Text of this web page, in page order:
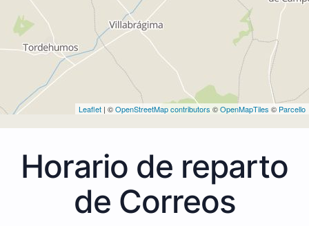
Leaflet | ©OpenStreetMap contributors ©OpenMapTiles © Parcello
Horario de reparto
de Correos